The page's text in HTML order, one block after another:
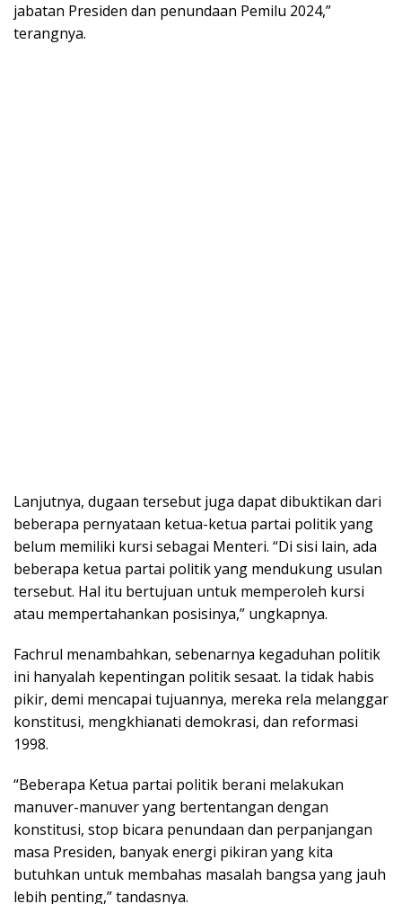
jabatan Presiden dan penundaan Pemilu 2024,”
terangnya.
Lanjutnya, dugaan tersebut juga dapat dibuktikan dari
beberapa pernyataan ketua-ketua partai politik yang
belum memiliki kursi sebagai Menteri. “Di sisi lain, ada
beberapa ketua partai politik yang mendukung usulan
tersebut. Hal itu bertujuan untuk memperoleh kursi
atau mempertahankan posisinya,” ungkapnya.
Fachrul menambahkan, sebenarnya kegaduhan politik
ini hanyalah kepentingan politik sesaat. Ia tidak habis
pikir, demi mencapai tujuannya, mereka rela melanggar
konstitusi, mengkhianati demokrasi, dan reformasi
1998.
“Beberapa Ketua partai politik berani melakukan
manuver-manuver yang bertentangan dengan
konstitusi, stop bicara penundaan dan perpanjangan
masa Presiden, banyak energi pikiran yang kita
butuhkan untuk membahas masalah bangsa yang jauh
lebih penting,” tandasnya.